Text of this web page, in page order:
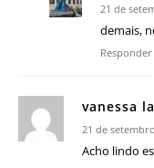
21 de
demais,
Responder
vanessa
21 de
Acho lindo